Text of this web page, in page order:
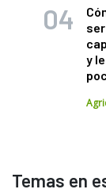
y
Temas en